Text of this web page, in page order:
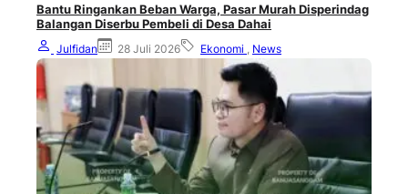
Bantu Ringankan Beban Warga, Pasar Murah Disperindag
Balangan Diserbu Pembeli di Desa Dahai
Julfidan 28 Juli 2026 Ekonomi , News